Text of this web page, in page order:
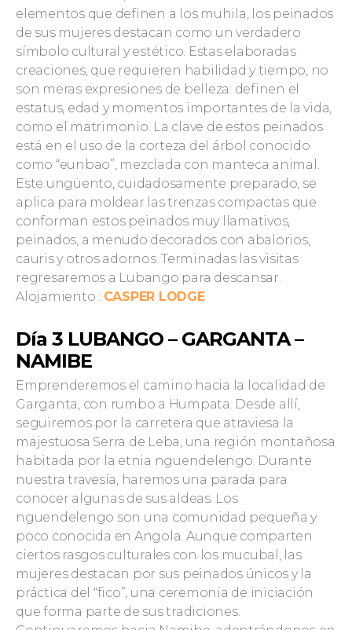
elementos que definen a los muhila, los peinados
de sus mujeres destacan como un verdadero
símbolo cultural y estético. Estas elaboradas
creaciones, que requieren habilidad y tiempo, no
son meras expresiones de belleza: definen el
estatus, edad y momentos importantes de la vida,
como el matrimonio. La clave de estos peinados
está en el uso de la corteza del árbol conocido
como “eunbao”, mezclada con manteca animal.
Este ungüento, cuidadosamente preparado, se
aplica para moldear las trenzas compactas que
conforman estos peinados muy llamativos,
peinados, a menudo decorados con abalorios,
cauris y otros adornos. Terminadas las visitas
regresaremos a Lubango para descansar.
Alojamiento : CASPER LODGE
Día 3 LUBANGO – GARGANTA –
NAMIBE
Emprenderemos el camino hacia la localidad de
Garganta, con rumbo a Humpata. Desde allí,
seguiremos por la carretera que atraviesa la
majestuosa Serra de Leba, una región montañosa
habitada por la etnia nguendelengo. Durante
nuestra travesía, haremos una parada para
conocer algunas de sus aldeas. Los
nguendelengo son una comunidad pequeña y
poco conocida en Angola. Aunque comparten
ciertos rasgos culturales con los mucubal, las
mujeres destacan por sus peinados únicos y la
práctica del “fico”, una ceremonia de iniciación
que forma parte de sus tradiciones.